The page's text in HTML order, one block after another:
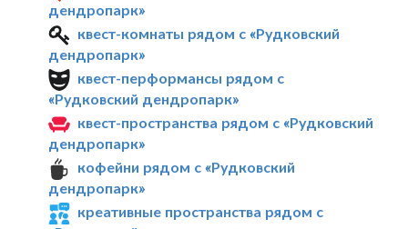
дендропарк»
квест-комнаты рядом с «Рудковский
дендропарк»
квест-перформансы рядом с
«Рудковский дендропарк»
квест-пространства рядом с «Рудковский
дендропарк»
кофейни рядом с «Рудковский
дендропарк»
креативные пространства рядом с